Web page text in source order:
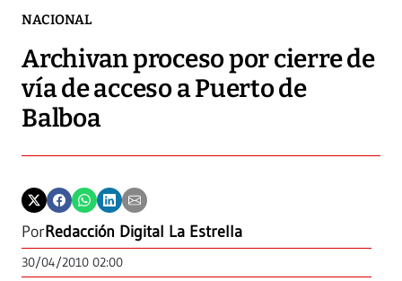
NACIONAL
Archivan proceso por cierre de
vía de acceso a Puerto de
Balboa
PorRedacción Digital La Estrella
30/04/2010 02:00